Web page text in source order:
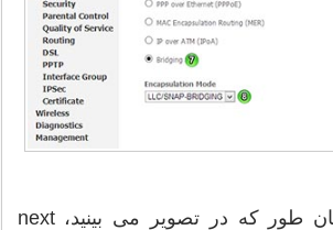
مرحله ی بعد همان طور که در تصویر می بینید، next